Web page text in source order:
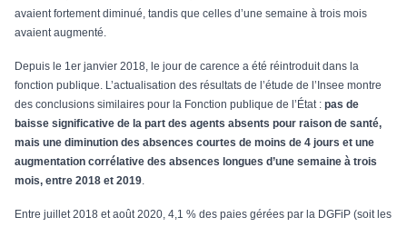
avaient fortement diminué, tandis que celles d’une semaine à trois mois
avaient augmenté.
Depuis le 1er janvier 2018, le jour de carence a été réintroduit dans la
fonction publique. L’actualisation des résultats de l’étude de l’Insee montre
des conclusions similaires pour la Fonction publique de l’État : pas de
baisse significative de la part des agents absents pour raison de santé,
mais une diminution des absences courtes de moins de 4 jours et une
augmentation corrélative des absences longues d’une semaine à trois
mois, entre 2018 et 2019.
Entre juillet 2018 et août 2020, 4,1 % des paies gérées par la DGFiP (soit les